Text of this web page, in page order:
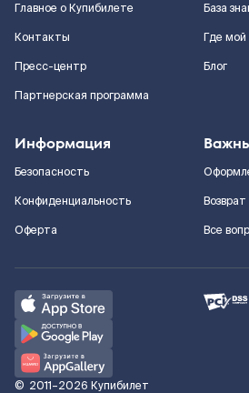
Главное о Купибилете
Контакты
Пресс-центр
Партнерская программа
База
Где мой
Блог
Информация
Безопасность
Конфиденциальность
Оферта
Все
© 2011–2026 Купибилет